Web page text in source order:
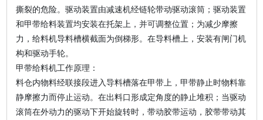
撕裂的危险。驱动装置由减速机经链轮带动驱动滚筒；驱动装置
和甲带给料装置均安装在托架上，并可调整位置；为减少摩擦
力，给料机导料槽横截面为倒梯形。在导料槽上，安装有闸门机
构和驱动手轮。
甲带给料机工作原理：
料仓内物料经联接段进入导料槽落在甲带上，甲带静止时物料靠
静摩擦力而停止运动。在出料口形成定角度的静止堆积；当驱动
滚筒在外动力的驱动下开始旋转时，带动胶带运动，胶带带动其